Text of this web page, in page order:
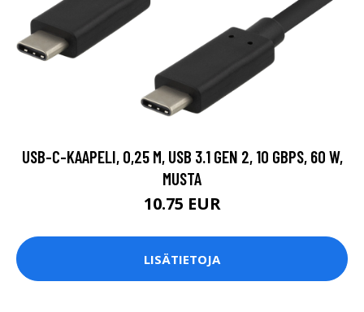
USB-C-KAAPELI, 0,25 M, USB 3.1 GEN 2, 10 GBPS, 60 W,
MUSTA
10.75 EUR
LISÄTIETOJA